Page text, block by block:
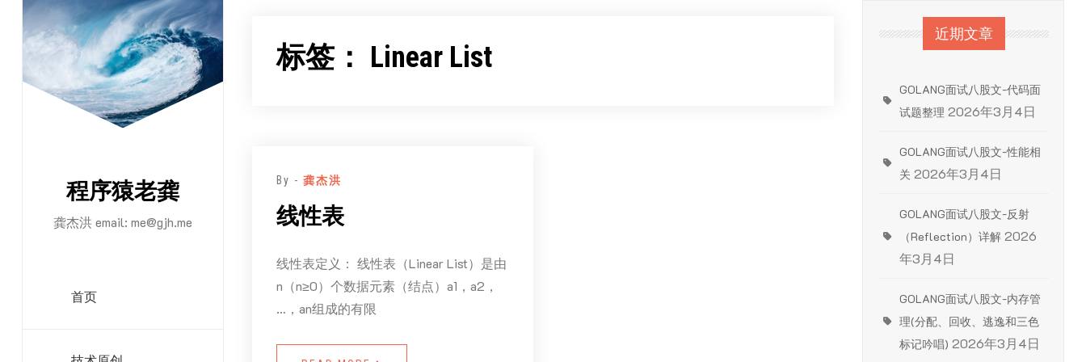
程序猿老龚
龚杰洪 email: me@gjh.me
首页
标签： Linear List
By - 龚杰洪
线性表
线性表定义： 线性表（Linear List）是由
n（n≥0）个数据元素（结点）a1，a2，
…，an组成的有限
近期文章
GOLANG面试八股文-代码面
试题整理 2026年3月4日
GOLANG面试八股文-性能相
关 2026年3月4日
GOLANG面试八股文-反射
（Reflection）详解 2026
年3月4日
GOLANG面试八股文-内存管
理(分配、回收、逃逸和三色
标记吟唱) 2026年3月4日